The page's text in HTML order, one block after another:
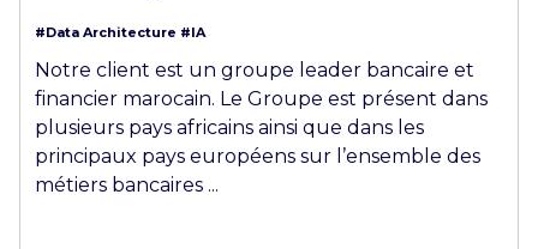
#Data Architecture #IA
Notre client est un groupe leader bancaire et
financier marocain. Le Groupe est présent dans
plusieurs pays africains ainsi que dans les
principaux pays européens sur l’ensemble des
métiers bancaires ...